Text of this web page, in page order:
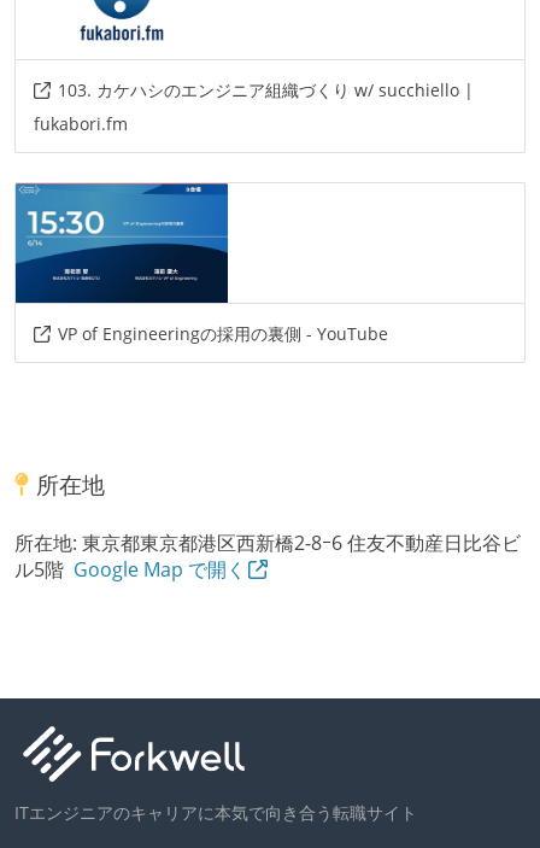
103. カケハシのエンジニア組織づくり w/ succhiello |
fukabori.fm
VP of Engineeringの採用の裏側 - YouTube
所在地
所在地: 東京都東京都港区西新橋2-8ｰ6 住友不動産日比谷ビ
ル5階 Google Map で開く
ITエンジニアのキャリアに本気で向き合う転職サイト